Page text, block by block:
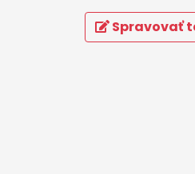
Spravovať